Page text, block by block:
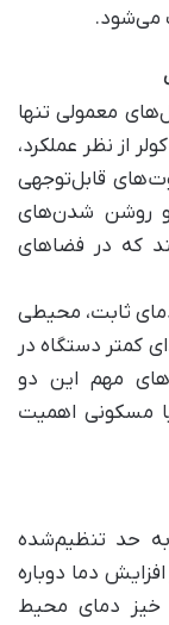
می‌شود.
اینورتر و مدل‌های معمولی تنها
از نظر عملکرد،
قابل‌توجهی
و روشن شدن‌های
که در فضاهای
با حفظ دمای ثابت، محیطی
کمتر دستگاه در
مهم این دو
مسکونی اهمیت
به حد تنظیم‌شده
دما دوباره
خیز دمای محیط